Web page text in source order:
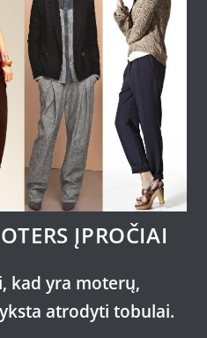
ĮPROČIAI
kad yra moterų,
atrodyti tobulai.